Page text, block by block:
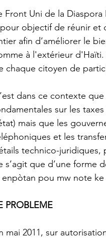
Front Uni de la
objectif de réunir et
afin d’améliorer le
à l'extérieur
chaque citoyen de
dans ce contexte
sur les
mais que les
et les
technico-juridiques,
s’agit que d’une forme
enpòtan pou mw note
PROBLEME
mai 2011, sur